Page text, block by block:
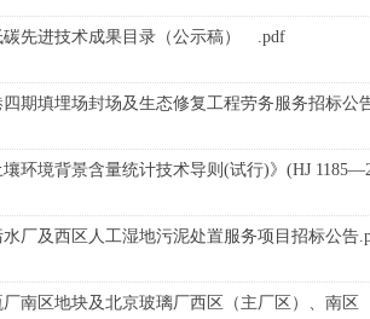
碳先进技术成果目录（公示稿） .pdf
期填埋场封场及生态修复工程劳务服务招标公
壤环境背景含量统计技术导则(试行)》(HJ
水厂及西区人工湿地污泥处置服务项目招标公告
南区地块及北京玻璃厂西区（主厂区）、南区